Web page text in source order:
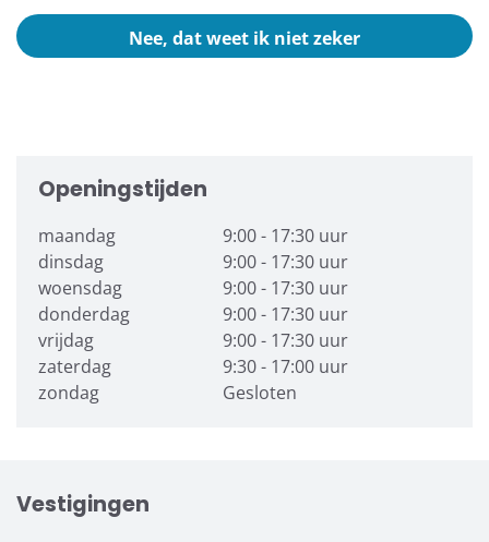
Nee, dat weet ik niet zeker
Openingstijden
maandag
9:00 - 17:30 uur
dinsdag
9:00 - 17:30 uur
woensdag
9:00 - 17:30 uur
donderdag
9:00 - 17:30 uur
vrijdag
9:00 - 17:30 uur
zaterdag
9:30 - 17:00 uur
zondag
Gesloten
Vestigingen